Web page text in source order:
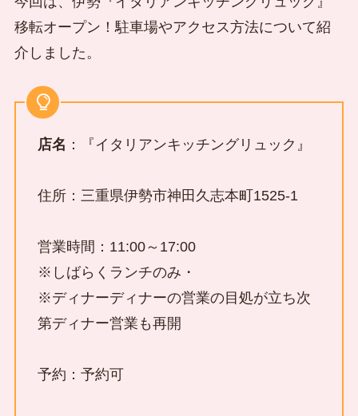
移転オープン！駐車場やアクセス方法について紹
介しました。
店名 ：『イタリアンキッチングリュック』
住所：三重県伊勢市神田久志本町1525-1
営業時間：11:00～17:00
※しばらくランチのみ・
※ディナーディナーの営業の目処が立ち次
第ディナー営業も再開
予約：予約可